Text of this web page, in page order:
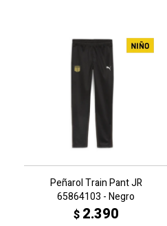
Peñarol Train Pant JR
65864103 - Negro
$ 2.390